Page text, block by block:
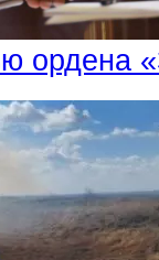
ордена